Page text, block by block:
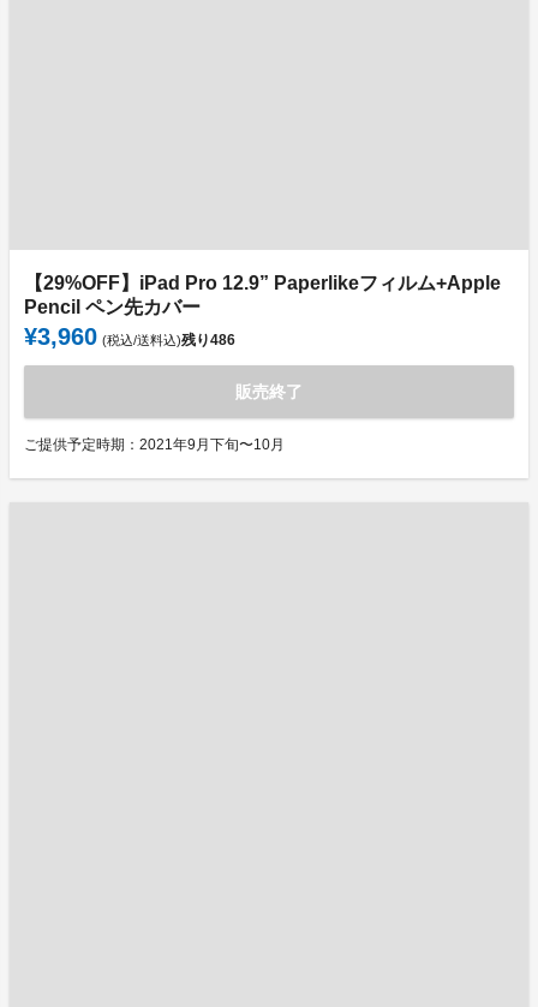
【29%OFF】iPad Pro 12.9” Paperlikeフィルム+Apple
Pencil ペン先カバー
¥3,960 (税込/送料込)残り486
販売終了
ご提供予定時期：2021年9月下旬〜10月